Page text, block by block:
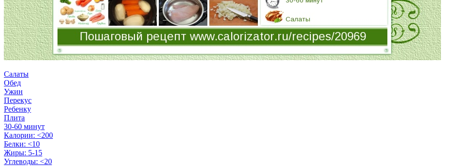
Салаты
Обед
Ужин
Перекус
Ребенку
Плита
30-60 минут
Калории: <200
Белки: <10
Жиры: 5-15
Углеводы: <20